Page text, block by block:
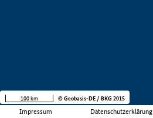
Impressum Datenschutzerklärung
100 km © Geobasis-DE / BKG 2015